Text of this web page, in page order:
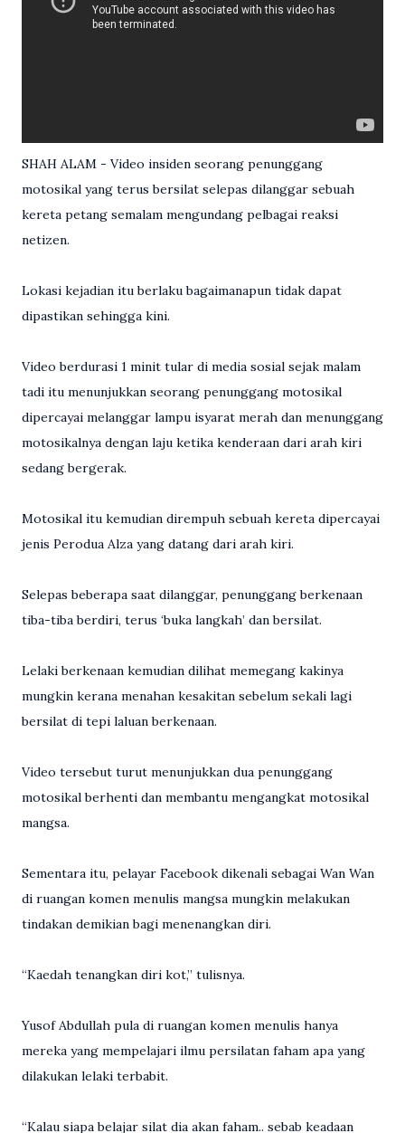
SHAH ALAM - Video insiden seorang penunggang
motosikal yang terus bersilat selepas dilanggar sebuah
kereta petang semalam mengundang pelbagai reaksi
netizen.
Lokasi kejadian itu berlaku bagaimanapun tidak dapat
dipastikan sehingga kini.
Video berdurasi 1 minit tular di media sosial sejak malam
tadi itu menunjukkan seorang penunggang motosikal
dipercayai melanggar lampu isyarat merah dan menunggang
motosikalnya dengan laju ketika kenderaan dari arah kiri
sedang bergerak.
Motosikal itu kemudian dirempuh sebuah kereta dipercayai
jenis Perodua Alza yang datang dari arah kiri.
Selepas beberapa saat dilanggar, penunggang berkenaan
tiba-tiba berdiri, terus ‘buka langkah’ dan bersilat.
Lelaki berkenaan kemudian dilihat memegang kakinya
mungkin kerana menahan kesakitan sebelum sekali lagi
bersilat di tepi laluan berkenaan.
Video tersebut turut menunjukkan dua penunggang
motosikal berhenti dan membantu mengangkat motosikal
mangsa.
Sementara itu, pelayar Facebook dikenali sebagai Wan Wan
di ruangan komen menulis mangsa mungkin melakukan
tindakan demikian bagi menenangkan diri.
“Kaedah tenangkan diri kot,” tulisnya.
Yusof Abdullah pula di ruangan komen menulis hanya
mereka yang mempelajari ilmu persilatan faham apa yang
dilakukan lelaki terbabit.
“Kalau siapa belajar silat dia akan faham.. sebab keadaan